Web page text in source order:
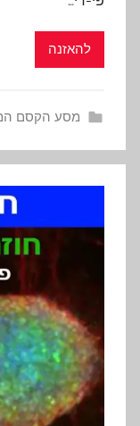
להאזנה
מסע הקסם